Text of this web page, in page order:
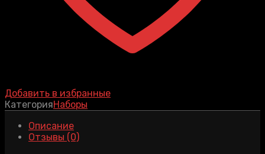
Добавить в избранные
КатегорияНаборы
Описание
Отзывы (0)